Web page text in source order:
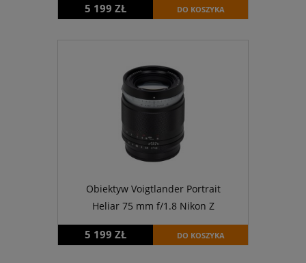
5 199 ZŁ DO KOSZYKA
Obiektyw Voigtlander Portrait
Heliar 75 mm f/1.8 Nikon Z
5 199 ZŁ DO KOSZYKA